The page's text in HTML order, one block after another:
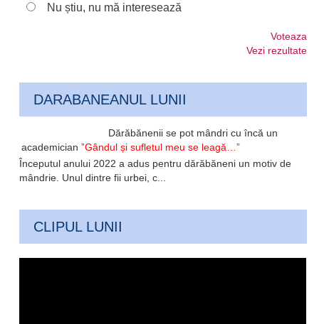
Nu știu, nu mă interesează
Voteaza
Vezi rezultate
DARABANEANUL LUNII
Dărăbănenii se pot mândri cu încă un
academician”Gândul și sufletul meu se leagă…”
Începutul anului 2022 a adus pentru dărăbăneni un motiv de
mândrie. Unul dintre fii urbei, c...
CLIPUL LUNII